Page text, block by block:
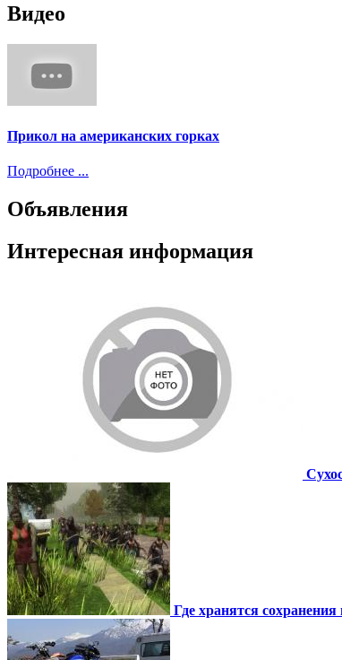
Видео
Прикол на американских горках
Подробнее ...
Объявления
Интересная информация
Где хранятся